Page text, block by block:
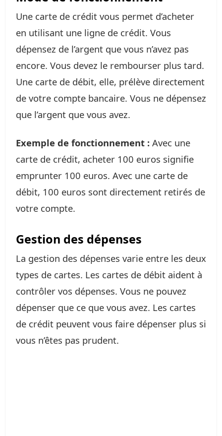
Une carte de crédit vous permet d’acheter
en utilisant une ligne de crédit. Vous
dépensez de l’argent que vous n’avez pas
encore. Vous devez le rembourser plus tard.
Une carte de débit, elle, prélève directement
de votre compte bancaire. Vous ne dépensez
que l’argent que vous avez.
Exemple de fonctionnement : Avec une
carte de crédit, acheter 100 euros signifie
emprunter 100 euros. Avec une carte de
débit, 100 euros sont directement retirés de
votre compte.
Gestion des dépenses
La gestion des dépenses varie entre les deux
types de cartes. Les cartes de débit aident à
contrôler vos dépenses. Vous ne pouvez
dépenser que ce que vous avez. Les cartes
de crédit peuvent vous faire dépenser plus si
vous n’êtes pas prudent.